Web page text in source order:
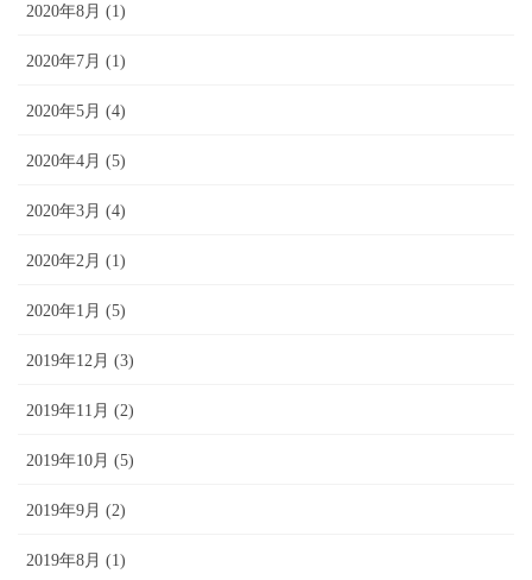
2020年8月 (1)
2020年7月 (1)
2020年5月 (4)
2020年4月 (5)
2020年3月 (4)
2020年2月 (1)
2020年1月 (5)
2019年12月 (3)
2019年11月 (2)
2019年10月 (5)
2019年9月 (2)
2019年8月 (1)